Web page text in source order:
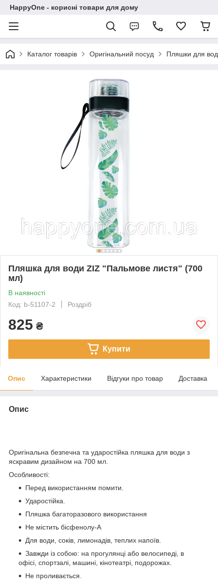
HappyOne - корисні товари для дому
Каталог товарів Оригінальний посуд Пляшки для
Пляшка для води ZIZ "Пальмове листя" (700
мл)
В наявності
Код: b-51107-2
Роздріб
825 ₴
Купити
Опис Характеристики Відгуки про товар Доставка
Опис
Оригінальна безпечна та ударостійка пляшка для води з
яскравим дизайном на 700 мл.
Особливості:
Перед використанням помити.
Ударостійка.
Пляшка багаторазового використання
Не містить бісфенолу-А
Для води, соків, лимонадів, теплих напоїв.
Завжди із собою: на прогулянці або велосипеді, в
офісі, спортзалі, машині, кінотеатрі, подорожах.
Не проливається.